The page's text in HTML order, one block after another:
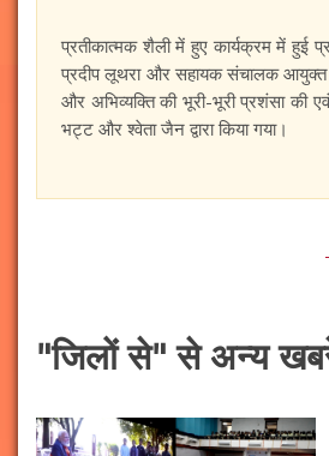
प्रतीकात्मक शैली में हुए कार्यक्रम में हुई
प्रदीप लूथरा और सहायक संचालक आयुक्त
और अभिव्यक्ति की भूरी-भूरी प्रशंसा की
भट्ट और श्वेता जैन द्वारा किया गया।
"जिलों से" से अन्य